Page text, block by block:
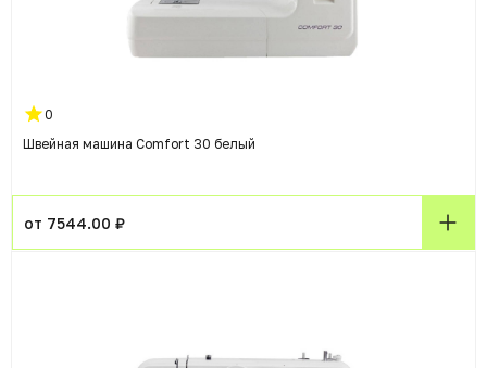
0
Швейная машина Comfort 30 белый
от 7544.00 ₽